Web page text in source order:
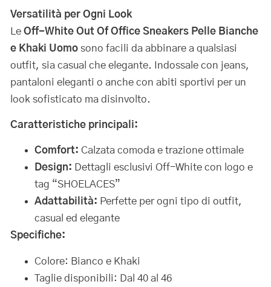
Versatilità per Ogni Look
Le Off-White Out Of Office Sneakers Pelle Bianche
e Khaki Uomo sono facili da abbinare a qualsiasi
outfit, sia casual che elegante. Indossale con jeans,
pantaloni eleganti o anche con abiti sportivi per un
look sofisticato ma disinvolto.
Caratteristiche principali:
Comfort: Calzata comoda e trazione ottimale
Design: Dettagli esclusivi Off-White con logo e
tag “SHOELACES”
Adattabilità: Perfette per ogni tipo di outfit,
casual ed elegante
Specifiche:
Colore: Bianco e Khaki
Taglie disponibili: Dal 40 al 46